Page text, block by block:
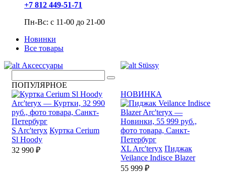
+7 812 449-51-71
Пн-Вс: с 11-00 до 21-00
Новинки
Все товары
Аксессуары
Stüssy
ПОПУЛЯРНОЕ
S Arc'teryx Куртка Cerium
Sl Hoody
32 990 ₽
НОВИНКА
XL Arc'teryx Пиджак
Veilance Indisce Blazer
55 999 ₽